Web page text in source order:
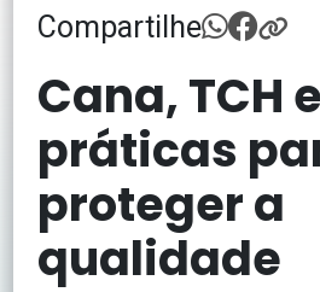
Compartilhe
Cana, TCH
práticas
proteger a
qualidade